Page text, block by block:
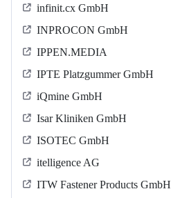
infinit.cx GmbH
INPROCON GmbH
IPPEN.MEDIA
IPTE Platzgummer GmbH
iQmine GmbH
Isar Kliniken GmbH
ISOTEC GmbH
itelligence AG
ITW Fastener Products GmbH